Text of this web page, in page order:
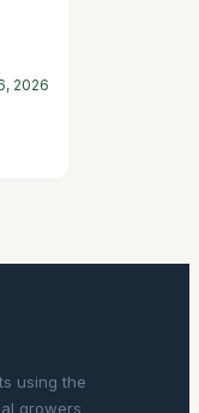
2026
using the
growers